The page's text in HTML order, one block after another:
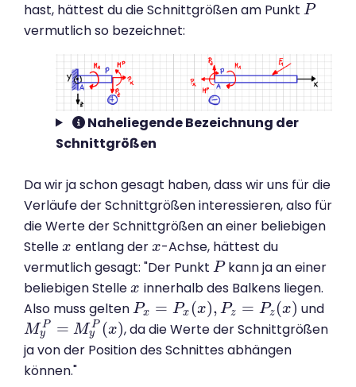
hast, hättest du die Schnittgrößen am Punkt P
P
vermutlich so bezeichnet:
Naheliegende Bezeichnung der
Schnittgrößen
Da wir ja schon gesagt haben, dass wir uns für die
Verläufe der Schnittgrößen interessieren, also für
die Werte der Schnittgrößen an einer beliebigen
Stelle x
x entlang der x
x -Achse, hättest du
vermutlich gesagt: "Der Punkt P
P kann ja an einer
beliebigen Stelle x
x innerhalb des Balkens liegen.
Also muss gelten Px = Px (x), Pz = Pz (x)
Px=Px (x)Pz=Pz(x ) und
M P
y = M P
y (x)
MyP =M yP(x)
, da die Werte der Schnittgrößen
ja von der Position des Schnittes abhängen
können."